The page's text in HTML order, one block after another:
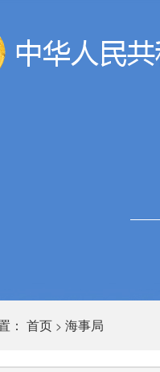
： 首页 > 海事局